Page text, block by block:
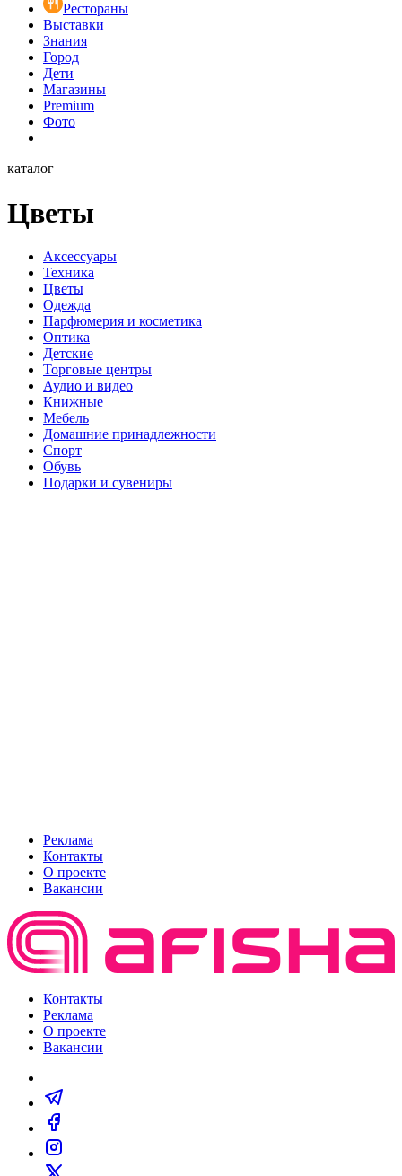
Рестораны
Выставки
Знания
Город
Дети
Магазины
Premium
Фото
каталог
Цветы
Аксессуары
Техника
Цветы
Одежда
Парфюмерия и косметика
Оптика
Детские
Торговые центры
Аудио и видео
Книжные
Мебель
Домашние принадлежности
Спорт
Обувь
Подарки и сувениры
Реклама
Контакты
О проекте
Вакансии
Контакты
Реклама
О проекте
Вакансии